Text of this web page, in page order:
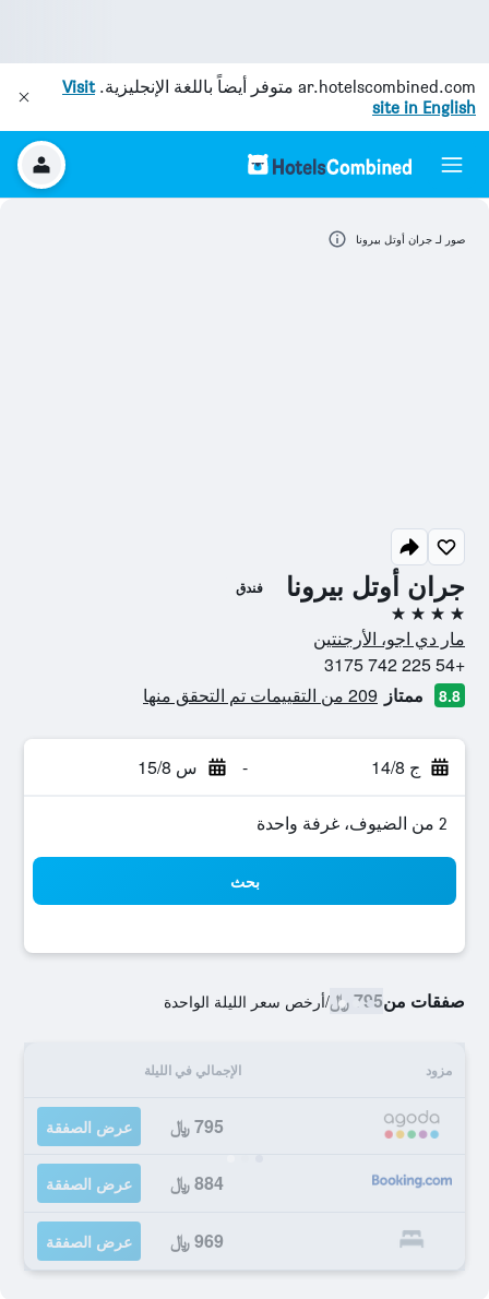
ar.hotelscombined.com متوفر أيضاً باللغة الإنجليزية.Visit
site in English
جران أوتل بيرونا فندق
4 نجوم
مار دي اجو، الأرجنتين
+54 225 742 3175
8.8 ممتاز 209 من التقييمات تم التحقق منها
ج 14/8 - س 15/8
2 من الضيوف، غرفة واحدة
بحث
صفقات من795 ﷼ /أرخص سعر الليلة الواحدة
مزود الإجمالي في الليلة
795 ﷼ عرض الصفقة
884 ﷼ عرض الصفقة
969 ﷼ عرض الصفقة
صور لـ جران أوتل بيرونا